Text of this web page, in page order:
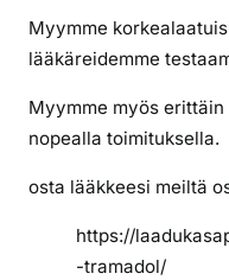
Myymme
lääkäreidemme
Myymme myös
nopealla toimituksella.
osta lääkkeesi meiltä
https://
-tramadol/